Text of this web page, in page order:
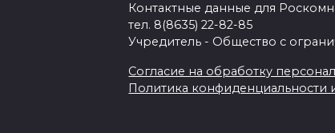
Контактные данные для
тел. 8(8635) 22-82-85
Учредитель - Общество с
Согласие на обработку
Политика